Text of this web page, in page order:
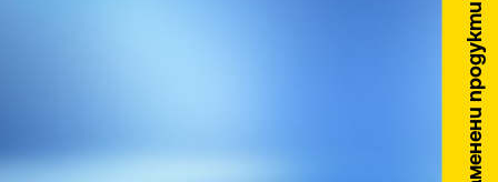
Заменени продукти